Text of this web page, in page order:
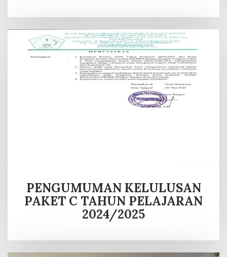
PENGUMUMAN KELULUSAN
PAKET C TAHUN PELAJARAN
2024/2025